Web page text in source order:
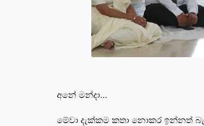
අනේ මන්දා...
මේවා දැක්කම කතා නොකර ඉන්නත්